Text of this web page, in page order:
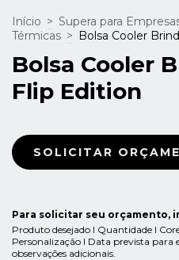
Início > Supera para
Térmicas > Bolsa Cooler
Bolsa Cooler
Flip Edition
Para solicitar seu orçamento,
Produto desejado I Quantidade I
Personalização I Data prevista para
observações adicionais.